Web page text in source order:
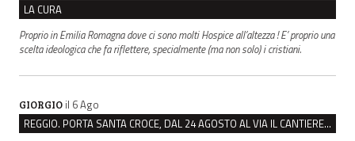
LA CURA
Proprio in Emilia Romagna dove ci sono molti Hospice all’altezza ! E’ proprio una
scelta ideologica che fa riflettere, specialmente (ma non solo) i cristiani.
GIORGIO il 6 Ago
REGGIO. PORTA SANTA CROCE, DAL 24 AGOSTO AL VIA IL CANTIERE PER IL NUOVO COLLETTORE FOGNARIO